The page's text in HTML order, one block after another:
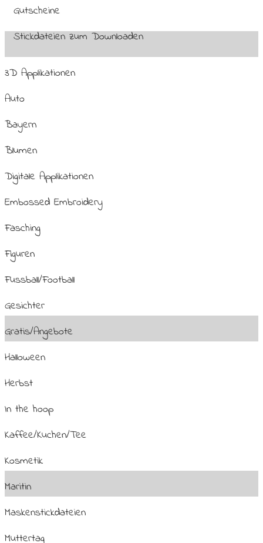
Gutscheine
Stickdateien zum Downloaden
3D Applikationen
Auto
Bayern
Blumen
Digitale Applikationen
Embossed Embroidery
Fasching
Figuren
Fussball/Football
Gesichter
Gratis/Angebote
Halloween
Herbst
In the hoop
Kaffee/Kuchen/Tee
Kosmetik
Maritin
Maskenstickdateien
Muttertag